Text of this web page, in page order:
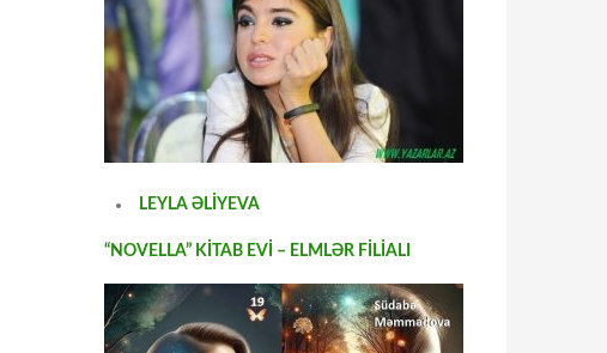
LEYLA ƏLİYEVA
“NOVELLA” KİTAB EVİ – ELMLƏR FİLİALI